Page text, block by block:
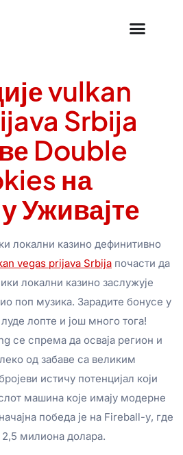
vulkan
Srbija
Double
на
Уживајте
локални казино дефинитивно
vegas prijava Srbija почасти да
локални казино заслужује
поп музика. Зарадите бонусе у
лопте и још много тога!
се спрема да осваја регион и
од забаве са великим
истичу потенцијал који
машина које имају модерне
победа је на Fireball-у, где
2,5 милиона долара.